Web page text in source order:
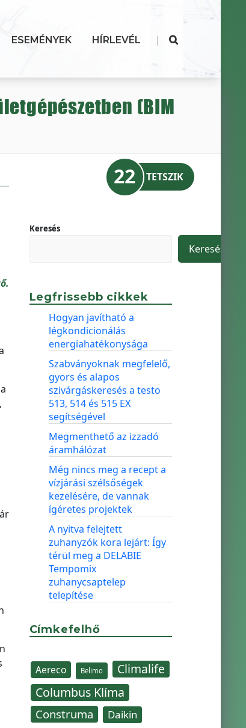
ESEMÉNYEK HÍRLEVÉL |
(BIM
22 TETSZIK
Keresés
Keresés
Legfrissebb cikkek
Hogyan javítható a
légkondicionálás
energiahatékonysága
Szabványoknak megfelelő,
gyors és alapos
szivárgáskeresés a testo
513, 514 és 515 EX
segítségével
Megmenthető az izzadó
áramhálózat
Még nincs meg a recept a
vízjárási szélsőségek
kezelésére, de vannak
ígéretes projektek
A nyitva felejtett
zuhanyzók kora lejárt: Így
térül meg a DELABIE
Tempomix
zuhanycsaptelep
telepítése
Címkefelhő
Aereco Belimo
Climalife
Columbus Klíma
Construma Daikin